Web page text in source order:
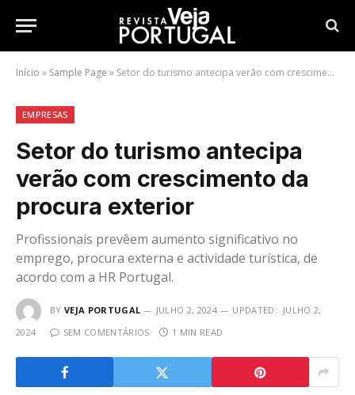
Início » Sample Page » Setor do turismo antecipa verão com crescimento da procura exterior
EMPRESAS
Setor do turismo antecipa
verão com crescimento da
procura exterior
Profissionais prevêem aumento significativo no
emprego, procura externa e actividade turística, de
acordo com a HR Portugal.
BY VEJA PORTUGAL JULHO 2, 2024 UPDATED: JULHO 2,
2024
SEM COMENTÁRIOS 1 MIN READ